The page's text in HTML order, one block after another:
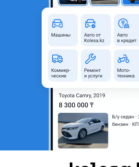
Lexus GS 300 2007 - 2011 3 поколение
149
Вакуумный усилител тормозов